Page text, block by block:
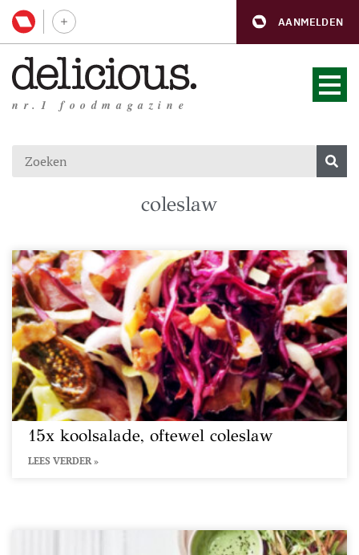
AANMELDEN
nr.1 foodmagazine
coleslaw
15x koolsalade, oftewel coleslaw
LEES VERDER »